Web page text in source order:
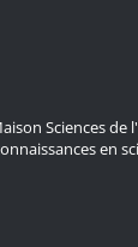
Sciences
en